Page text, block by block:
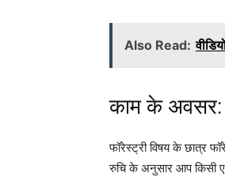
Also Read:
काम के अवसर:
फॉरेस्ट्री विषय के छात्र
रुचि के अनुसार आप किसी